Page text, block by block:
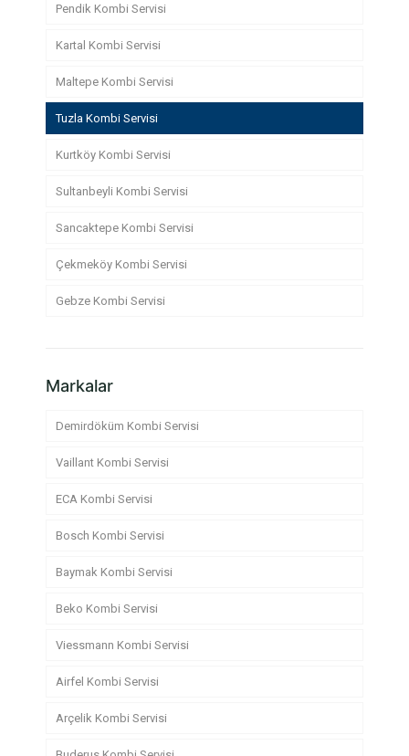
Pendik Kombi Servisi
Kartal Kombi Servisi
Maltepe Kombi Servisi
Tuzla Kombi Servisi
Kurtköy Kombi Servisi
Sultanbeyli Kombi Servisi
Sancaktepe Kombi Servisi
Çekmeköy Kombi Servisi
Gebze Kombi Servisi
Markalar
Demirdöküm Kombi Servisi
Vaillant Kombi Servisi
ECA Kombi Servisi
Bosch Kombi Servisi
Baymak Kombi Servisi
Beko Kombi Servisi
Viessmann Kombi Servisi
Airfel Kombi Servisi
Arçelik Kombi Servisi